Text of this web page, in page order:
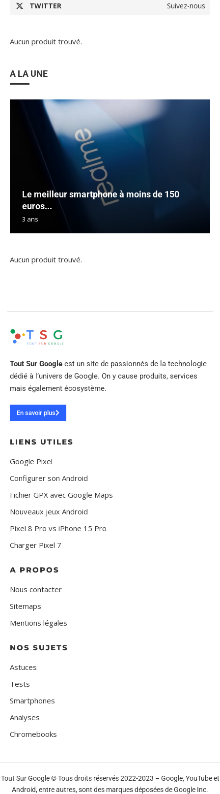
TWITTER Suivez-nous
Aucun produit trouvé.
A LA UNE
Le meilleur smartphone à moins de 150
euros...
3 ans
Aucun produit trouvé.
Tout Sur Google est un site de passionnés de la technologie
dédié à l’univers de Google. On y cause produits, services
mais également écosystème.
En savoir plus
LIENS UTILES
Google Pixel
Configurer son Android
Fichier GPX avec Google Maps
Nouveaux jeux Android
Pixel 8 Pro vs iPhone 15 Pro
Charger Pixel 7
A PROPOS
Nous contacter
Sitemaps
Mentions légales
NOS SUJETS
Astuces
Tests
Smartphones
Analyses
Chromebooks
Tout Sur Google © Tous droits réservés 2022-2023 – Google, YouTube et
Android, entre autres, sont des marques déposées de Google Inc.